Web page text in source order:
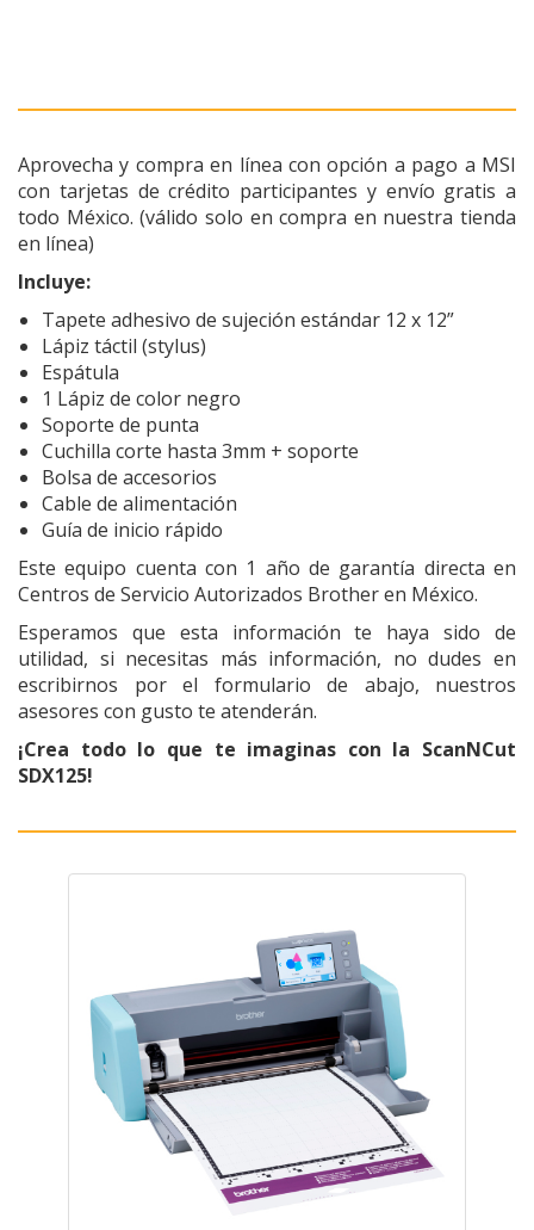
Aprovecha y compra en línea con opción a pago a MSI
con tarjetas de crédito participantes y envío gratis a
todo México. (válido solo en compra en nuestra tienda
en línea)
Incluye:
Tapete adhesivo de sujeción estándar 12 x 12”
Lápiz táctil (stylus)
Espátula
1 Lápiz de color negro
Soporte de punta
Cuchilla corte hasta 3mm + soporte
Bolsa de accesorios
Cable de alimentación
Guía de inicio rápido
Este equipo cuenta con 1 año de garantía directa en
Centros de Servicio Autorizados Brother en México.
Esperamos que esta información te haya sido de
utilidad, si necesitas más información, no dudes en
escribirnos por el formulario de abajo, nuestros
asesores con gusto te atenderán.
¡Crea todo lo que te imaginas con la ScanNCut
SDX125!